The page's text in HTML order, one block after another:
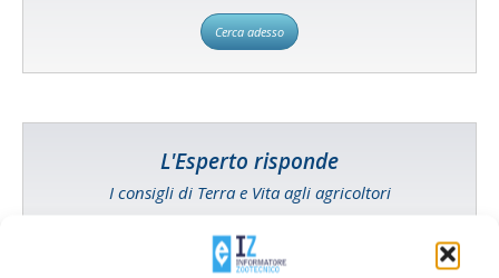
Cerca adesso
L'Esperto risponde
I consigli di Terra e Vita agli agricoltori
Cerca adesso